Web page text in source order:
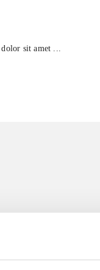
sit amet ...